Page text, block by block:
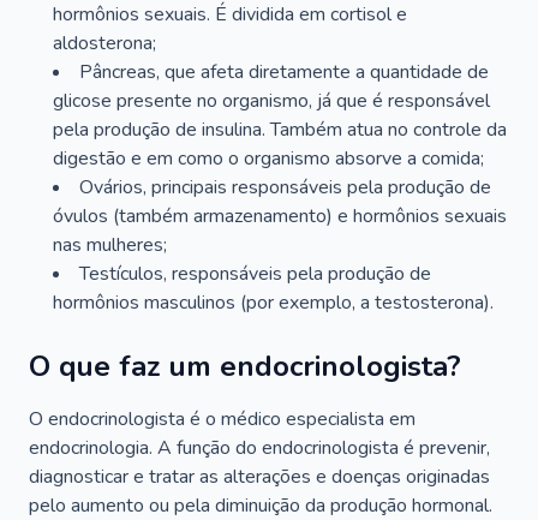
hormônios sexuais. É dividida em cortisol e
aldosterona;
Pâncreas, que afeta diretamente a quantidade de
glicose presente no organismo, já que é responsável
pela produção de insulina. Também atua no controle da
digestão e em como o organismo absorve a comida;
Ovários, principais responsáveis pela produção de
óvulos (também armazenamento) e hormônios sexuais
nas mulheres;
Testículos, responsáveis pela produção de
hormônios masculinos (por exemplo, a testosterona).
O que faz um endocrinologista?
O endocrinologista é o médico especialista em
endocrinologia. A função do endocrinologista é prevenir,
diagnosticar e tratar as alterações e doenças originadas
pelo aumento ou pela diminuição da produção hormonal.